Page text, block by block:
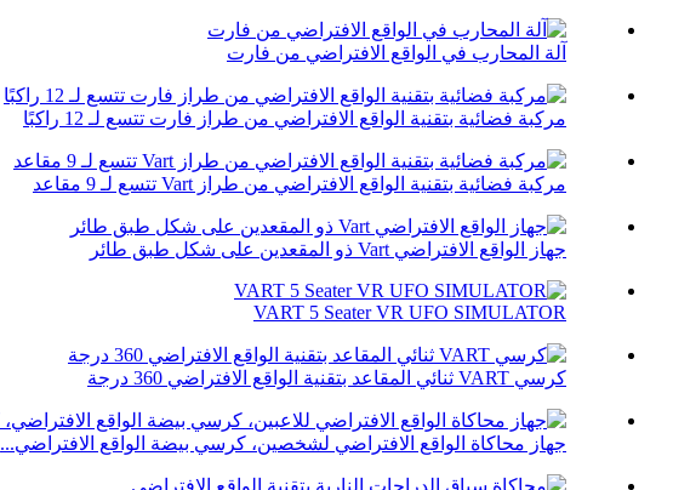
آلة المحارب في الواقع الافتراضي من فارت
مركبة فضائية بتقنية الواقع الافتراضي من طراز فارت تتسع لـ 12 راكبًا
مركبة فضائية بتقنية الواقع الافتراضي من طراز Vart تتسع لـ 9 مقاعد
جهاز الواقع الافتراضي Vart ذو المقعدين على شكل طبق طائر
VART 5 Seater VR UFO SIMULATOR
كرسي VART ثنائي المقاعد بتقنية الواقع الافتراضي 360 درجة
جهاز محاكاة الواقع الافتراضي لشخصين، كرسي بيضة الواقع الافتراضي...